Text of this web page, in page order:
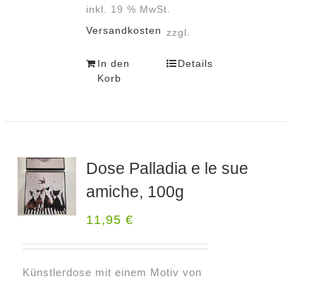
inkl. 19 % MwSt.
zzgl.
Versandkosten
In den
Korb
Details
Dose Palladia e le sue
amiche, 100g
11,95€
Künstlerdose mit einem Motiv von